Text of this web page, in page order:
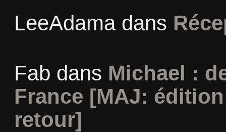
LeeAdamadans
Fab dans Michael :
France [MAJ:
retour]